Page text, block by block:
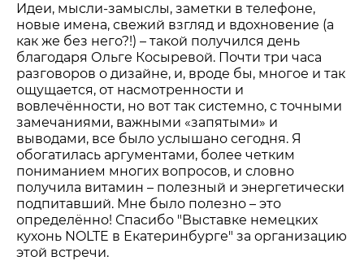
Идеи, мысли-замыслы, заметки в телефоне,
новые имена, свежий взгляд и вдохновение (а
как же без него?!) – такой получился день
благодаря Ольге Косыревой. Почти три часа
разговоров о дизайне, и, вроде бы, многое и так
ощущается, от насмотренности и
вовлечённости, но вот так системно, с точными
замечаниями, важными «запятыми» и
выводами, все было услышано сегодня. Я
обогатилась аргументами, более четким
пониманием многих вопросов, и словно
получила витамин – полезный и энергетически
подпитавший. Мне было полезно – это
определённо! Спасибо "Выставке немецких
кухонь NOLTE в Екатеринбурге" за организацию
этой встречи.